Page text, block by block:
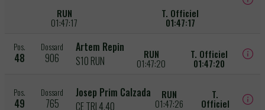
RUN
01:47:17
T. Officiel
01:47:17
Pos.
48
Dossard
906
Artem Repin
S10 RUN
RUN
01:47:20
T. Officiel
01:47:20
Pos.
49
Dossard
765
Josep Prim Calzada
CE TRI 4.40
RUN
01:47:26
T.
Officiel